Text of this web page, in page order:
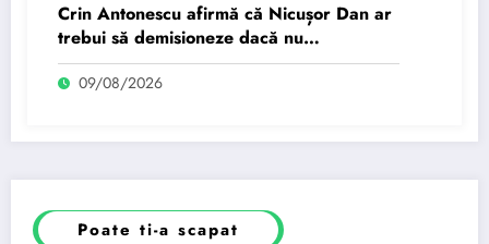
Crin Antonescu afirmă că Nicușor Dan ar
trebui să demisioneze dacă nu
gestionează criza politică.
09/08/2026
Poate ti-a scapat